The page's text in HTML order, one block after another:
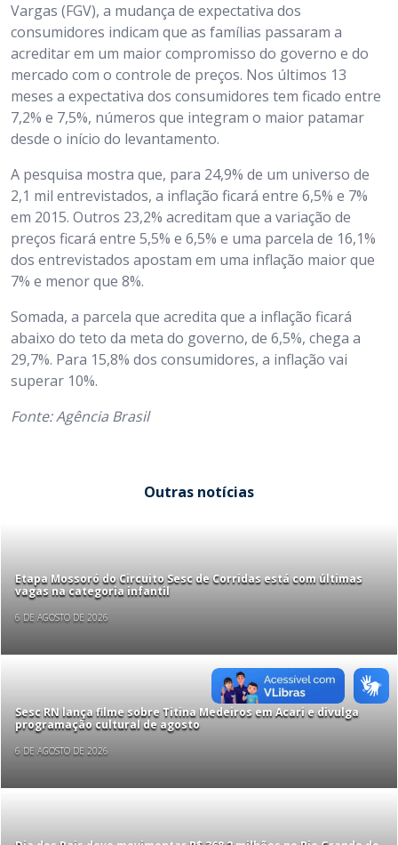
Vargas (FGV), a mudança de expectativa dos
consumidores indicam que as famílias passaram a
acreditar em um maior compromisso do governo e do
mercado com o controle de preços. Nos últimos 13
meses a expectativa dos consumidores tem ficado entre
7,2% e 7,5%, números que integram o maior patamar
desde o início do levantamento.
A pesquisa mostra que, para 24,9% de um universo de
2,1 mil entrevistados, a inflação ficará entre 6,5% e 7%
em 2015. Outros 23,2% acreditam que a variação de
preços ficará entre 5,5% e 6,5% e uma parcela de 16,1%
dos entrevistados apostam em uma inflação maior que
7% e menor que 8%.
Somada, a parcela que acredita que a inflação ficará
abaixo do teto da meta do governo, de 6,5%, chega a
29,7%. Para 15,8% dos consumidores, a inflação vai
superar 10%.
Fonte: Agência Brasil
Outras notícias
Etapa Mossoró do Circuito Sesc de Corridas está com últimas
vagas na categoria infantil
6 DE AGOSTO DE 2026
Sesc RN lança filme sobre Titina Medeiros em Acari e divulga
programação cultural de agosto
6 DE AGOSTO DE 2026